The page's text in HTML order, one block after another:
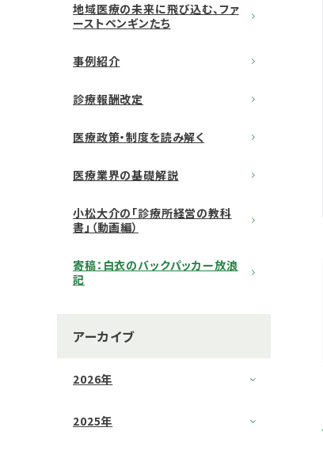
地域医療の未来に飛び込む、ファ
ーストペンギンたち
事例紹介
診療報酬改定
医療政策・制度を読み解く
医療業界の基礎解説
小松大介の「診療所経営の教科
書」（動画編）
寄稿：白衣のバックパッカー放浪
記
アーカイブ
2026年
2025年